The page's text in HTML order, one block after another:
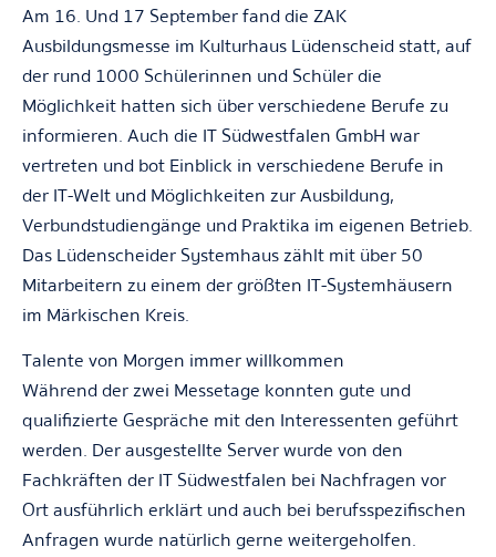
Am 16. Und 17 September fand die ZAK
Ausbildungsmesse im Kulturhaus Lüdenscheid statt, auf
der rund 1000 Schülerinnen und Schüler die
Möglichkeit hatten sich über verschiedene Berufe zu
informieren. Auch die IT Südwestfalen GmbH war
vertreten und bot Einblick in verschiedene Berufe in
der IT-Welt und Möglichkeiten zur Ausbildung,
Verbundstudiengänge und Praktika im eigenen Betrieb.
Das Lüdenscheider Systemhaus zählt mit über 50
Mitarbeitern zu einem der größten IT-Systemhäusern
im Märkischen Kreis.
Talente von Morgen immer willkommen
Während der zwei Messetage konnten gute und
qualifizierte Gespräche mit den Interessenten geführt
werden. Der ausgestellte Server wurde von den
Fachkräften der IT Südwestfalen bei Nachfragen vor
Ort ausführlich erklärt und auch bei berufsspezifischen
Anfragen wurde natürlich gerne weitergeholfen.